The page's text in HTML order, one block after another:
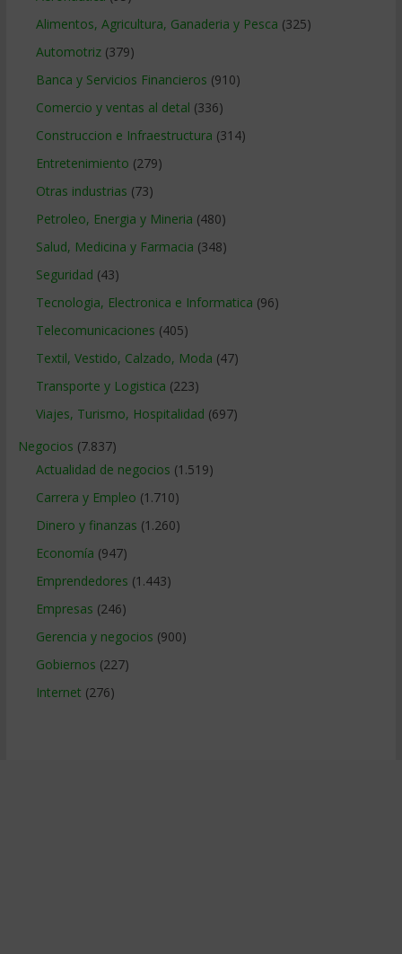
Alimentos, Agricultura, Ganaderia y Pesca (325)
Automotriz(379)
Banca y Servicios Financieros (910)
Comercio y ventas al detal (336)
Construccion e Infraestructura (314)
Entretenimiento (279)
Otras industrias (73)
Petroleo, Energia y Mineria (480)
Salud, Medicina y Farmacia (348)
Seguridad (43)
Tecnologia, Electronica e Informatica (96)
Telecomunicaciones (405)
Textil, Vestido, Calzado, Moda (47)
Transporte y Logistica (223)
Viajes, Turismo, Hospitalidad (697)
Negocios (7.837)
Actualidad de negocios (1.519)
Carrera y Empleo (1.710)
Dinero y finanzas (1.260)
Economía (947)
Emprendedores (1.443)
Empresas (246)
Gerencia y negocios (900)
Gobiernos (227)
Internet (276)